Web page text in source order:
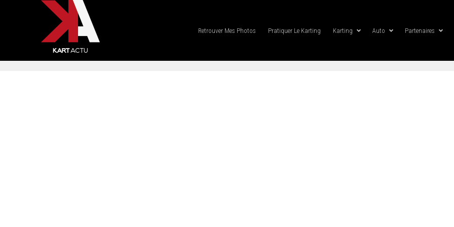
Retrouver Mes Photos Pratiquer Le Karting Karting Auto Partenaires